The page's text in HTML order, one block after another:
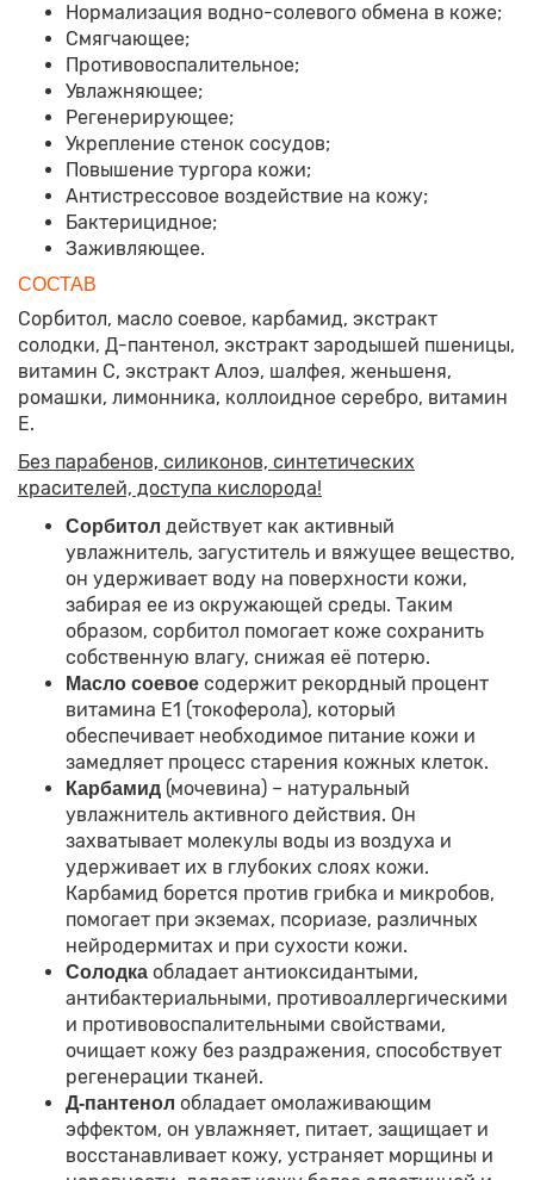
Нормализация водно-солевого обмена в коже;
Смягчающее;
Противовоспалительное;
Увлажняющее;
Регенерирующее;
Укрепление стенок сосудов;
Повышение тургора кожи;
Антистрессовое воздействие на кожу;
Бактерицидное;
Заживляющее.
СОСТАВ
Сорбитол, масло соевое, карбамид, экстракт
солодки, Д-пантенол, экстракт зародышей пшеницы,
витамин С, экстракт Алоэ, шалфея, женьшеня,
ромашки, лимонника, коллоидное серебро, витамин
Е.
Без парабенов, силиконов, синтетических
красителей, доступа кислорода!
Сорбитол действует как активный
увлажнитель, загуститель и вяжущее вещество,
он удерживает воду на поверхности кожи,
забирая ее из окружающей среды. Таким
образом, сорбитол помогает коже сохранить
собственную влагу, снижая её потерю.
Масло соевое содержит рекордный процент
витамина E1 (токоферола), который
обеспечивает необходимое питание кожи и
замедляет процесс старения кожных клеток.
Карбамид (мочевина) – натуральный
увлажнитель активного действия. Он
захватывает молекулы воды из воздуха и
удерживает их в глубоких слоях кожи.
Карбамид борется против грибка и микробов,
помогает при экземах, псориазе, различных
нейродермитах и при сухости кожи.
Солодка обладает антиоксидантыми,
антибактериальными, противоаллергическими
и противовоспалительными свойствами,
очищает кожу без раздражения, способствует
регенерации тканей.
Д-пантенол обладает омолаживающим
эффектом, он увлажняет, питает, защищает и
восстанавливает кожу, устраняет морщины и